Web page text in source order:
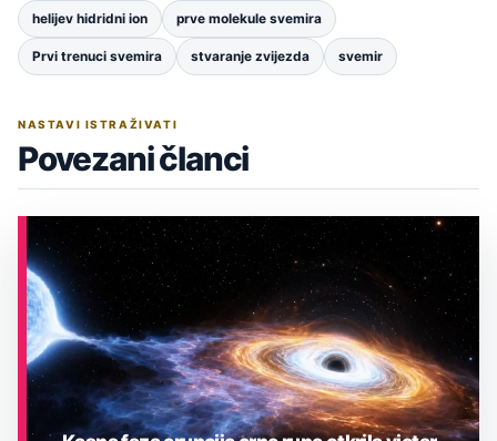
helijev hidridni ion prve molekule svemira
Prvi trenuci svemira stvaranje zvijezda svemir
NASTAVI ISTRAŽIVATI
Povezani članci